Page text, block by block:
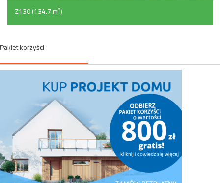
Z130 (134.7 m²)
Pakiet korzyści